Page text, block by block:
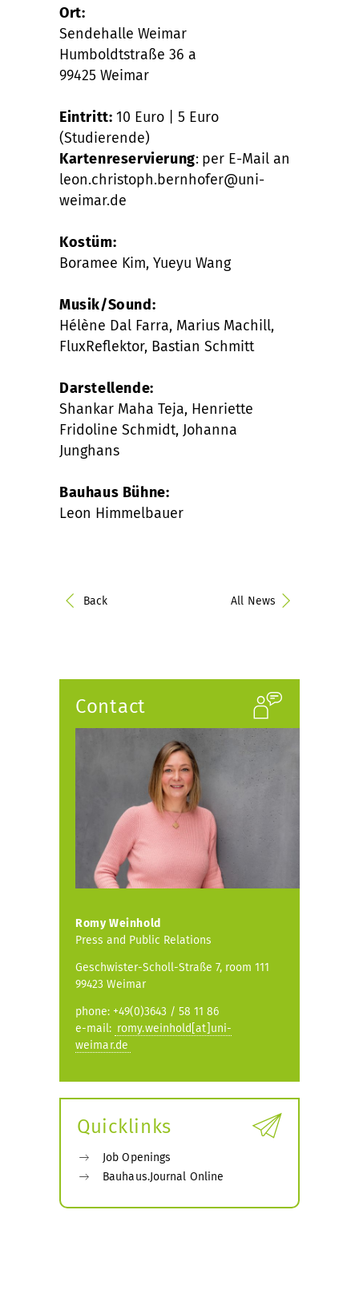
Ort:
Sendehalle Weimar
Humboldtstraße 36 a
99425 Weimar
Eintritt: 10 Euro | 5 Euro
(Studierende)
Kartenreservierung: per E-Mail an
leon.christoph.bernhofer@uni-
weimar.de
Kostüm:
Boramee Kim, Yueyu Wang
Musik/Sound:
Hélène Dal Farra, Marius Machill,
FluxReflektor, Bastian Schmitt
Darstellende:
Shankar Maha Teja, Henriette
Fridoline Schmidt, Johanna
Junghans
Bauhaus Bühne:
Leon Himmelbauer
Back All News
Contact
Romy Weinhold
Press and Public Relations
Geschwister-Scholl-Straße 7, room 111
99423 Weimar
phone: +49(0)3643 / 58 11 86
e-mail: romy.weinhold[at]uni-
weimar.de
Quicklinks
Job Openings
Bauhaus.Journal Online